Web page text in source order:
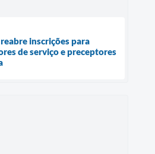
inscrições para
de serviço e preceptores